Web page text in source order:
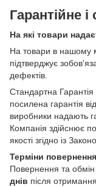
Гарантійне
На які товари
На товари в нашому
підтверджує
дефектів.
Стандартна Гарантія
посилена гарантія
виробники надають
Компанія здійснює
якості згідно із
Терміни
Повернення та
днів після